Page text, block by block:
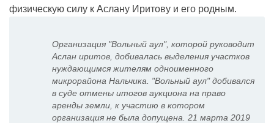
физическую силу к Аслану Иритову и его родным.
Организация "Вольный аул", которой руководит
Аслан иритов, добивалась выделения участков
нуждающимся жителям одноименного
микрорайона Нальчика. "Вольный аул" добивался
в суде отмены итогов аукциона на право
аренды земли, к участию в котором
организация не была допущена. 21 марта 2019